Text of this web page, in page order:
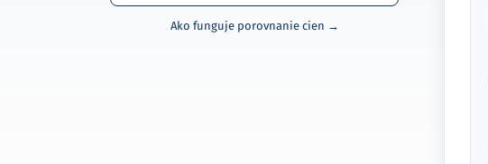
Ako funguje porovnanie cien →